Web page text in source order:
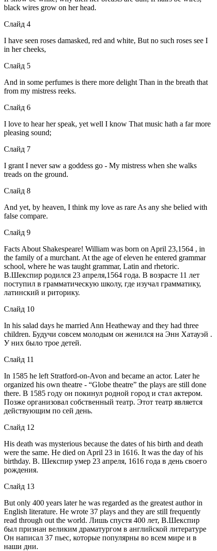
black wires grow on her head.
Слайд 4
I have seen roses damasked, red and white, But no such roses see I
in her cheeks,
Слайд 5
And in some perfumes is there more delight Than in the breath that
from my mistress reeks.
Слайд 6
I love to hear her speak, yet well I know That music hath a far more
pleasing sound;
Слайд 7
I grant I never saw a goddess go - My mistress when she walks
treads on the ground.
Слайд 8
And yet, by heaven, I think my love as rare As any she belied with
false compare.
Слайд 9
Facts About Shakespeare! William was born on April 23,1564 , in
the family of a murchant. At the age of eleven he entered grammar
school, where he was taught grammar, Latin and rhetoric.
В.Шекспир родился 23 апреля,1564 года. В возрасте 11 лет
поступил в грамматическую школу, где изучал грамматику,
латинский и риторику.
Слайд 10
In his salad days he married Ann Heatheway and they had three
children. Будучи совсем молодым он женился на Энн Хатауэй .
У них было трое детей.
Слайд 11
In 1585 he left Stratford-on-Avon and became an actor. Later he
organized his own theatre - “Globe theatre” the plays are still done
there. В 1585 году он покинул родной город и стал актером.
Позже организовал собственный театр. Этот театр является
действующим по сей день.
Слайд 12
His death was mysterious because the dates of his birth and death
were the same. He died on April 23 in 1616. It was the day of his
birthday. В. Шекспир умер 23 апреля, 1616 года в день своего
рождения.
Слайд 13
But only 400 years later he was regarded as the greatest author in
English literature. He wrote 37 plays and they are still frequently
read through out the world. Лишь спустя 400 лет, В.Шекспир
был признан великим драматургом в английской литературе
Он написал 37 пьес, которые популярны во всем мире и в
наши дни.